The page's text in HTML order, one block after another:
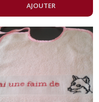
AJOUTER